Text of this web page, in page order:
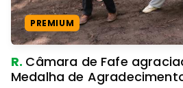
PREMIUM
R. Câmara de Fafe agraciada
Medalha de